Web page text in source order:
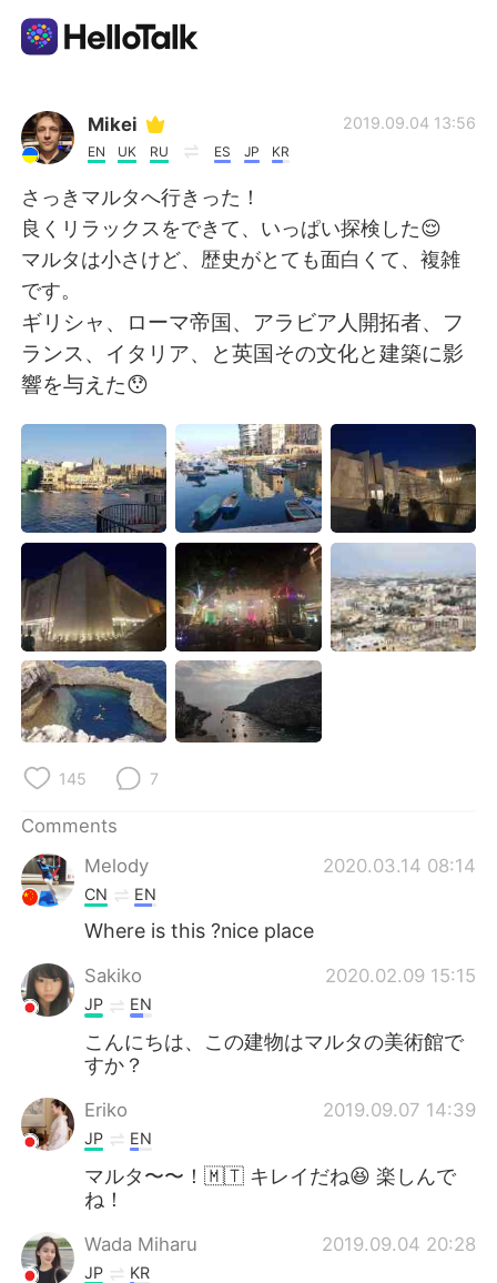
Language Exchange App
AI Grammar Checker
English
简体中文 繁體中文
Español
Français Deutsch
日本語 한국어
Русский
Indonesia Italiano
Türkçe Tiếng Việt
Português
Mikei
EN UK RU ES JP KR
2019.09.04 13:56
さっきマルタへ行きった！
良くリラックスをできて、いっぱい探検した😌
マルタは小さけど、歴史がとても面白くて、複雑
です。
ギリシャ、ローマ帝国、アラビア人開拓者、フ
ランス、イタリア、と英国その文化と建築に影
響を与えた😯
145 7
Comments
Melody
2020.03.14 08:14
CN EN
Where is this ?nice place
Sakiko 2020.02.09 15:15
JP EN
こんにちは、この建物はマルタの美術館で
すか？
Eriko 2019.09.07 14:39
JP EN
マルタ〜〜！🇲🇹 キレイだね😆 楽しんで
ね！
Wada Miharu 2019.09.04 20:28
JP KR